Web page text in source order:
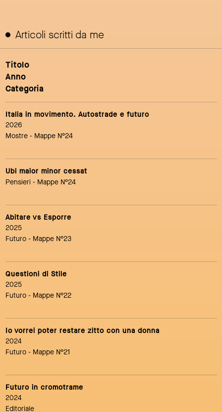
Articoli scritti da me
Titolo
Anno
Categoria
Italia in movimento. Autostrade e futuro
2026
Mostre - Mappe N°24
Ubi maior minor cessat
Pensieri - Mappe N°24
Abitare vs Esporre
2025
Futuro - Mappe N°23
Questioni di Stile
2025
Futuro - Mappe N°22
Io vorrei poter restare zitto con una donna
2024
Futuro - Mappe N°21
Futuro in cromotrame
2024
Editoriale